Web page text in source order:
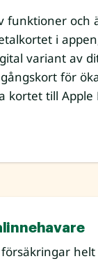
funktioner och
i
variant av
för
till Apple